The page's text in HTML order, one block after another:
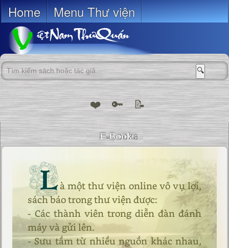
Home Menu Thư viện
🔍
❤️ 🔑 📝
Là một thư viện online vô vụ lợi,
sách báo trong thư viện được:
- Các thành viên trong diễn đàn đánh
máy và gửi lên.
- Sưu tầm từ nhiều nguồn khác nhau,